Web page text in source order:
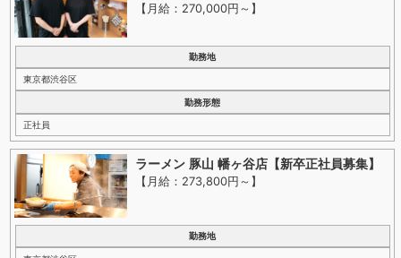
【月給：270,000円～ 】
勤務地
東京都渋谷区
勤務形態
正社員
ラーメン 豚山 幡ヶ谷店【新卒正社員募集】
【月給：273,800円～ 】
勤務地